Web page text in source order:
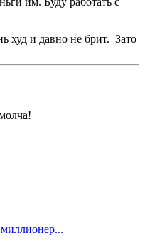
худ и давно не брит. Зато